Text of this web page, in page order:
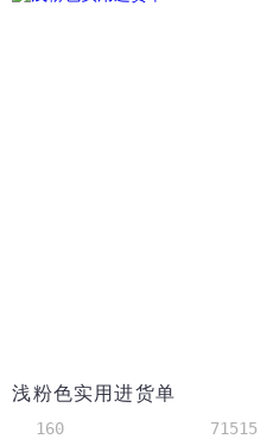
浅粉色实用进货单
160 71515